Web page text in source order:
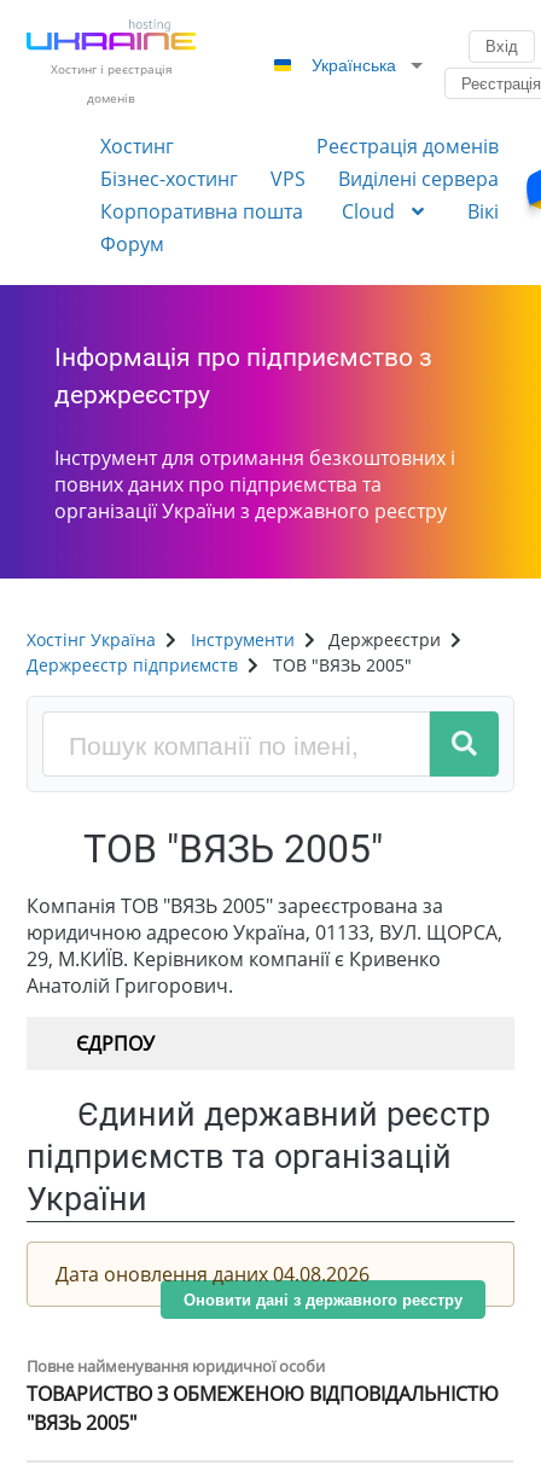
Хостинг і реєстрація
доменів
Українська
Вхід
Реєстрація
Хостинг
Реєстрація доменів
Бізнес-хостинг
VPS
Виділені сервера
Корпоративна пошта
Cloud
Вікі
Форум
Інформація про підприємство з
держреєстру
Інструмент для отримання безкоштовних і
повних даних про підприємства та
організації України з державного реєстру
Хостінг Україна Інструменти
Держреєстри
Держреєстр підприємств
ТОВ "ВЯЗЬ 2005"
ТОВ "ВЯЗЬ 2005"
Компанія ТОВ "ВЯЗЬ 2005" зареєстрована за
юридичною адресою Україна, 01133, ВУЛ. ЩОРСА,
29, М.КИЇВ. Керівником компанії є Кривенко
Анатолій Григорович.
ЄДРПОУ
Єдиний державний реєстр
підприємств та організацій
України
Дата оновлення даних 04.08.2026
Оновити дані з державного реєстру
Повне найменування юридичної особи
ТОВАРИСТВО З ОБМЕЖЕНОЮ ВІДПОВІДАЛЬНІСТЮ
"ВЯЗЬ 2005"